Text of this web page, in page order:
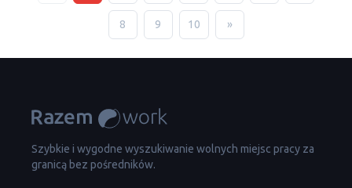
8 9 10 »
Szybkie i wygodne wyszukiwanie wolnych miejsc pracy za
granicą bez pośredników.